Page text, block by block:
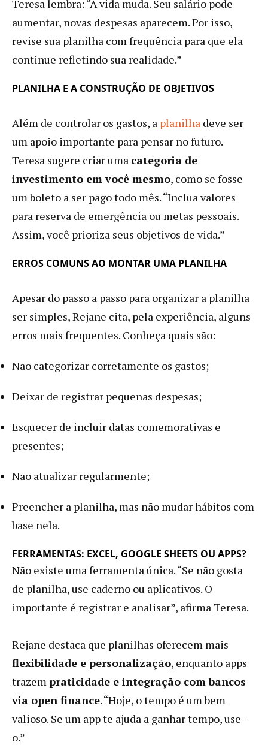
Teresa lembra: “A vida muda. Seu salário pode
aumentar, novas despesas aparecem. Por isso,
revise sua planilha com frequência para que ela
continue refletindo sua realidade.”
PLANILHA E A CONSTRUÇÃO DE OBJETIVOS
Além de controlar os gastos, a planilha deve ser
um apoio importante para pensar no futuro.
Teresa sugere criar uma categoria de
investimento em você mesmo, como se fosse
um boleto a ser pago todo mês. “Inclua valores
para reserva de emergência ou metas pessoais.
Assim, você prioriza seus objetivos de vida.”
ERROS COMUNS AO MONTAR UMA PLANILHA
Apesar do passo a passo para organizar a planilha
ser simples, Rejane cita, pela experiência, alguns
erros mais frequentes. Conheça quais são:
Não categorizar corretamente os gastos;
Deixar de registrar pequenas despesas;
Esquecer de incluir datas comemorativas e
presentes;
Não atualizar regularmente;
Preencher a planilha, mas não mudar hábitos com
base nela.
FERRAMENTAS: EXCEL, GOOGLE SHEETS OU APPS?
Não existe uma ferramenta única. “Se não gosta
de planilha, use caderno ou aplicativos. O
importante é registrar e analisar”, afirma Teresa.
Rejane destaca que planilhas oferecem mais
flexibilidade e personalização, enquanto apps
trazem praticidade e integração com bancos
via open finance. “Hoje, o tempo é um bem
valioso. Se um app te ajuda a ganhar tempo, use-
o.”